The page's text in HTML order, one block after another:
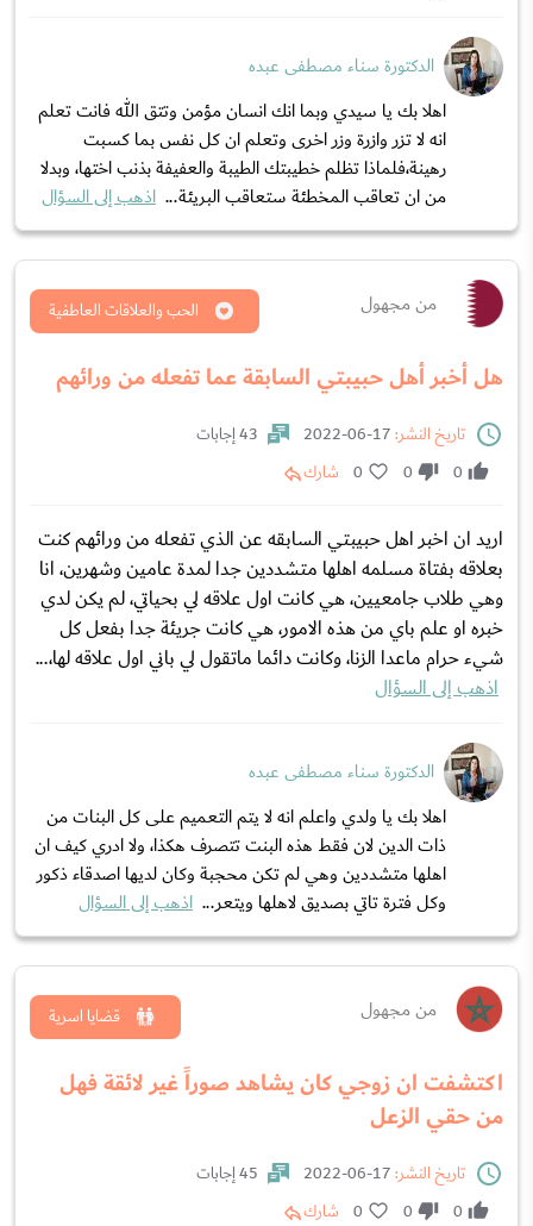
الدكتورة سناء مصطفى عبده
اهلا بك يا سيدي وبما انك انسان مؤمن وتتق الله فانت تعلم
انه لا تزر وازرة وزر اخرى وتعلم ان كل نفس بما كسبت
رهينة،فلماذا تظلم خطيبتك الطيبة والعفيفة بذنب اختها، وبدلا
من ان تعاقب المخطئة ستعاقب البريئة... اذهب إلى السؤال
من مجهول
هل أخبر أهل حبيبتي السابقة عما تفعله من ورائهم
الحب والعلاقات العاطفية
تاريخ النشر:
43 إجابات
0
0
0 شارك
اريد ان اخبر اهل حبيبتي السابقه عن الذي تفعله من ورائهم كنت
بعلاقه بفتاة مسلمه اهلها متشددين جدا لمدة عامين وشهرين، انا
وهي طلاب جامعيين، هي كانت اول علاقه لي بحياتي، لم يكن لدي
خبره او علم باي من هذه الامور، هي كانت جريئة جدا بفعل كل
شيء حرام ماعدا الزنا، وكانت دائما ماتقول لي باني اول علاقه لها،...
اذهب إلى السؤال
الدكتورة سناء مصطفى عبده
اهلا بك يا ولدي واعلم انه لا يتم التعميم على كل البنات من
ذات الدين لان فقط هذه البنت تتصرف هكذا، ولا ادري كيف ان
اهلها متشددين وهي لم تكن محجبة وكان لديها اصدقاء ذكور
وكل فترة تاتي بصديق لاهلها ويتعر... اذهب إلى السؤال
من مجهول
اكتشفت ان زوجي كان يشاهد صوراً غير لائقة فهل
من حقي الزعل
قضايا اسرية
تاريخ النشر:
45 إجابات
0
0
0 شارك